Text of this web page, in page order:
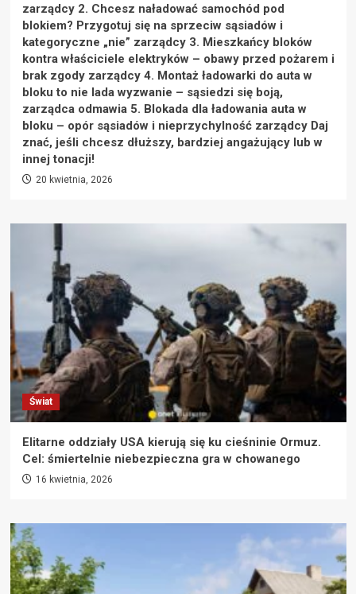
zarządcy 2. Chcesz naładować samochód pod
blokiem? Przygotuj się na sprzeciw sąsiadów i
kategoryczne „nie” zarządcy 3. Mieszkańcy bloków
kontra właściciele elektryków – obawy przed pożarem i
brak zgody zarządcy 4. Montaż ładowarki do auta w
bloku to nie lada wyzwanie – sąsiedzi się boją,
zarządca odmawia 5. Blokada dla ładowania auta w
bloku – opór sąsiadów i nieprzychylność zarządcy Daj
znać, jeśli chcesz dłuższy, bardziej angażujący lub w
innej tonacji!
20 kwietnia, 2026
Świat
Elitarne oddziały USA kierują się ku cieśninie Ormuz.
Cel: śmiertelnie niebezpieczna gra w chowanego
16 kwietnia, 2026